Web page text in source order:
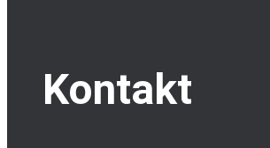
Kontakt